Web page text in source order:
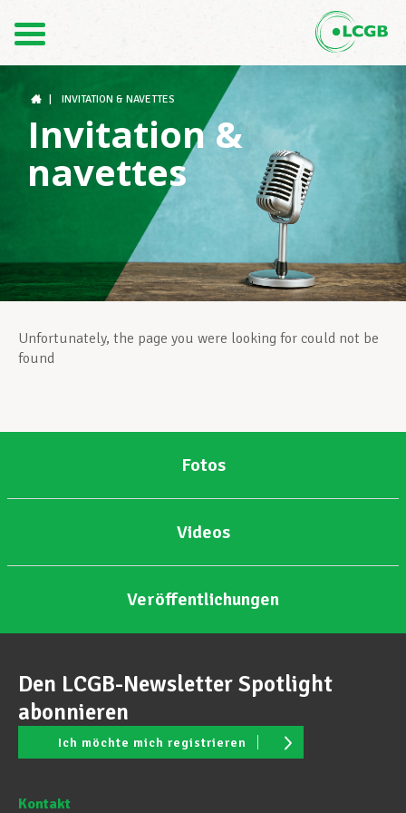
FR
Der LCGB
Gewerkschaftsstrukturen
Unterstützung im Arbeitsalltag
Berufliche Weiterentwicklung
Mitglied werden
INVITATION & NAVETTES
Invitation &
navettes
Unfortunately, the page you were looking for could not be
found
Fotos
Videos
Veröffentlichungen
Den LCGB-Newsletter Spotlight
abonnieren
Ich möchte mich registrieren
Kontakt